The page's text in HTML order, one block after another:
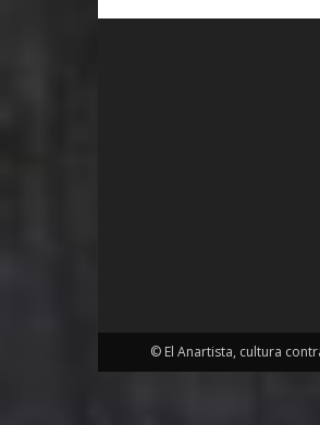
© El Anartista, cultura